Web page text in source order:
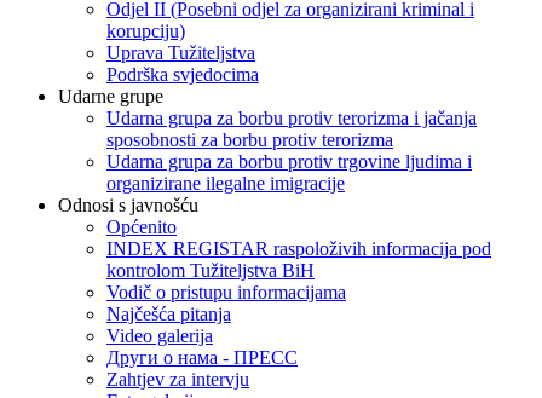
Odjel II (Posebni odjel za organizirani kriminal i
korupciju)
Uprava Tužiteljstva
Podrška svjedocima
Udarne grupe
Udarna grupa za borbu protiv terorizma i jačanja
sposobnosti za borbu protiv terorizma
Udarna grupa za borbu protiv trgovine ljudima i
organizirane ilegalne imigracije
Odnosi s javnošću
Općenito
INDEX REGISTAR raspoloživih informacija pod
kontrolom Tužiteljstva BiH
Vodič o pristupu informacijama
Najčešća pitanja
Video galerija
Други о нама - ПРЕСC
Zahtjev za intervju